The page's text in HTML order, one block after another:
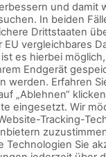
- Trettaustraße 49